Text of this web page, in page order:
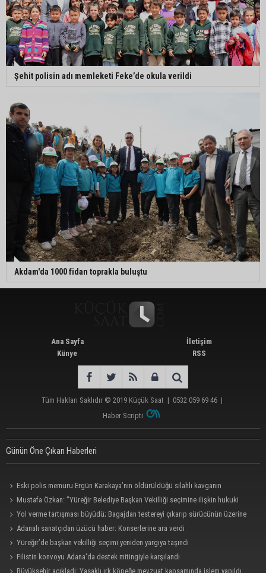
Şehit polisin adı memleketi Feke’de okula verildi
Akdam'da 1000 fidan toprakla buluştu
Ana Sayfa
Künye
İletişim
RSS
Tüm Hakları Saklıdır © 2019 Küçük Saat | 0532 059 69 46 |
Haber Scripti
Günün Öne Çıkan Haberleri
Eski polis memuru Ergün Karakaya’nın öldürüldüğü silahlı kavganın
görüntüleri ortaya çıktı
Mustafa Özkan: "Yüreğir Belediye Başkan Vekilliği seçimine ilişkin hukuki
süreç başlatıldı"
Yol verme tartışması büyüdü; Bagajdan testereyi çıkarıp sürücünün üzerine
yürüdü
Adanalı sanatçıdan üzücü haber: Konserlerine ara verdi
Yüreğir’de başkan vekilliği seçimi yeniden yargıya taşındı
Filistin konvoyu Adana'da destek mitingiyle karşılandı
Büyükşehir açıkladı: Yasaklı ırk köpeğe mevzuat kapsamında işlem yapıldı